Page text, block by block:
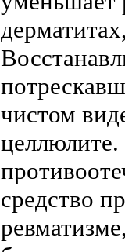
чистом
средство